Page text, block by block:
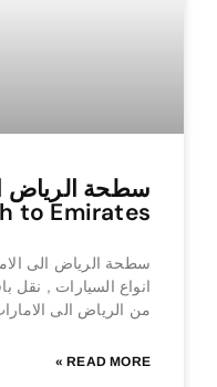
سطحة الرياض
to Emirates
سطحة الرياض الى
انواع السيارات , نقل
من الرياض الى
READ MORE »